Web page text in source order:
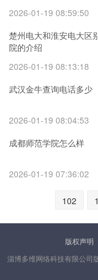
2026-01-19 08:59:50
楚州电大和淮安电大区
院的介绍
2026-01-19 08:13:18
武汉金牛查询电话多少
2026-01-19 08:04:53
成都师范学院怎么样
2026-01-19 07:36:02
102
版权声明
淄博多维网络科技有限公司